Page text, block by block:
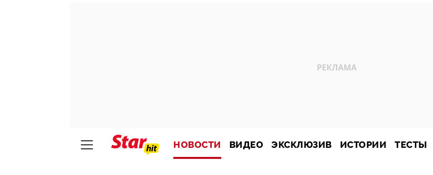
НОВОСТИ ВИДЕО ЭКСКЛЮЗИВ ИСТОРИИ ТЕСТЫ